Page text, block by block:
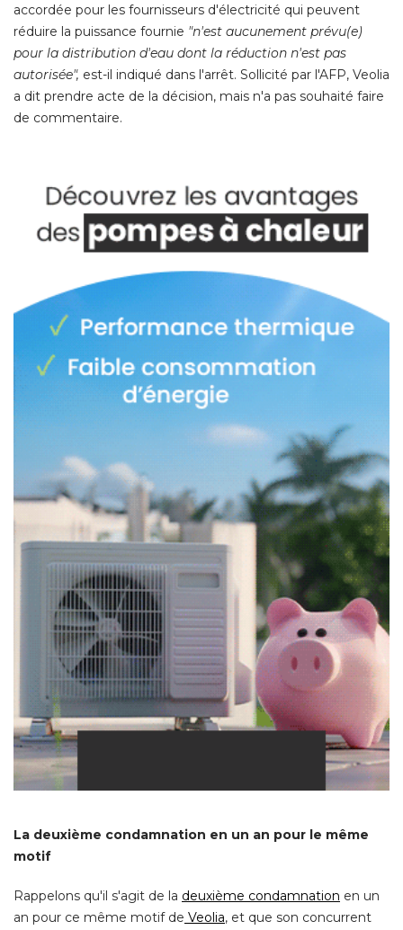
accordée pour les fournisseurs d'électricité qui peuvent
réduire la puissance fournie "n'est aucunement prévu(e)
pour la distribution d'eau dont la réduction n'est pas
autorisée", est-il indiqué dans l'arrêt. Sollicité par l'AFP, Veolia
a dit prendre acte de la décision, mais n'a pas souhaité faire
de commentaire.
La deuxième condamnation en un an pour le même
motif
Rappelons qu'il s'agit de la deuxième condamnation en un
an pour ce même motif de Veolia, et que son concurrent